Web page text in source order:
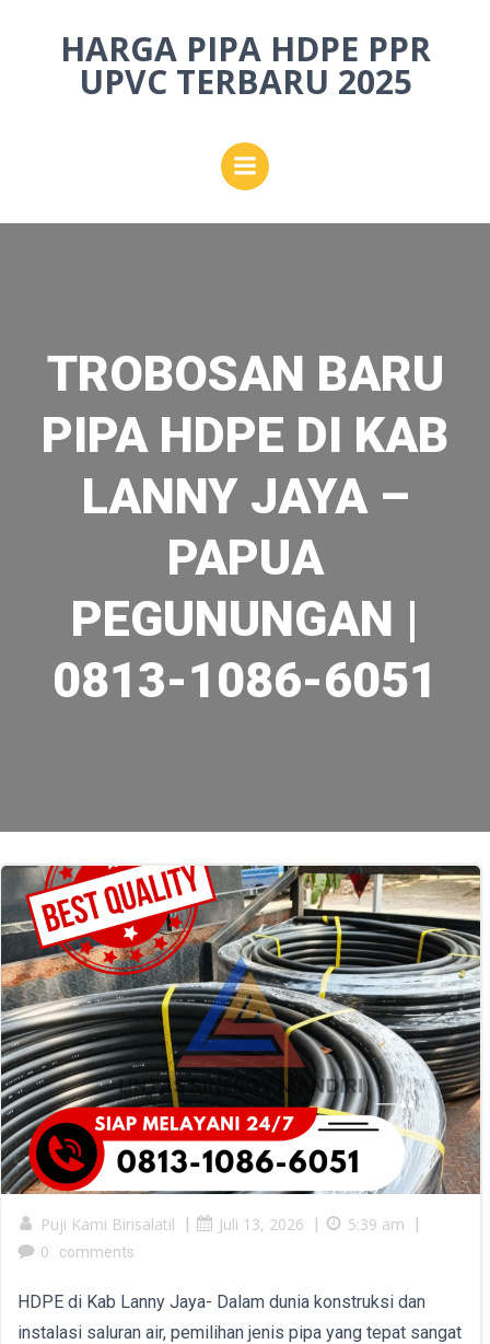
to
content
HARGA PIPA HDPE PPR
UPVC TERBARU 2025
TROBOSAN BARU
PIPA HDPE DI KAB
LANNY JAYA –
PAPUA
PEGUNUNGAN |
0813-1086-6051
Puji Kami Birisalatil | Juli 13, 2026 | 5:39 am
|
0
comments
HDPE di Kab Lanny Jaya- Dalam dunia konstruksi dan
instalasi saluran air, pemilihan jenis pipa yang tepat sangat